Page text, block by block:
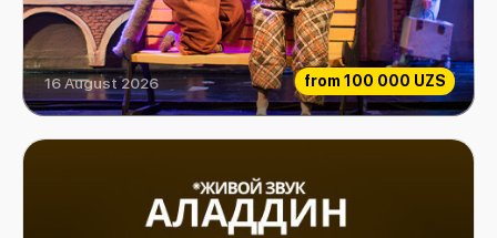
from 100 000 UZS
Extraordinary Musicians
16 August 2026